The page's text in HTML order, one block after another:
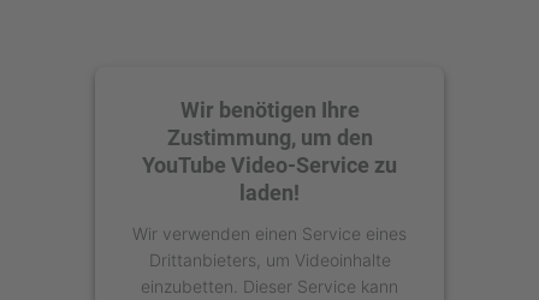
Wir benötigen Ihre
Zustimmung, um den
YouTube Video-Service zu
laden!
Wir verwenden einen Service eines
Drittanbieters, um Videoinhalte
einzubetten. Dieser Service kann